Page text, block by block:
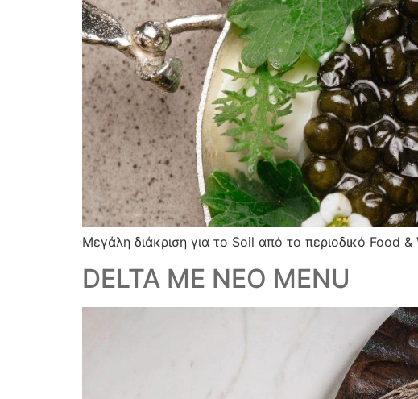
Μεγάλη διάκριση για το Soil από το περιοδικό Food &
DELTA ΜΕ ΝΕΟ MENU